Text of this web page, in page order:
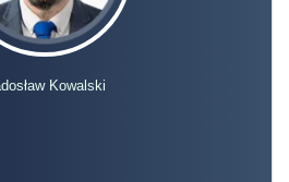
Kowalski